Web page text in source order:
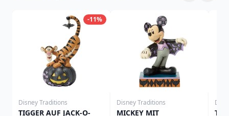
-11%
Disney Traditions
TIGGER AUF JACK-O-
Disney Traditions
MICKEY MIT